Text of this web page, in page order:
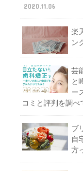
2020.11.06
楽
ン
芸
と
ー
コミと評判を調べ
ブ
自
方